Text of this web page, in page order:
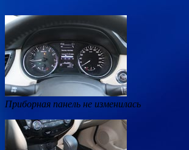
Приборная панель не изменилась